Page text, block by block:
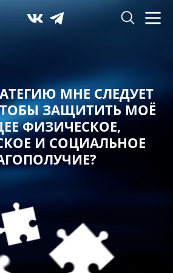
МНЕ СЛЕДУЕТ
ЗАЩИТИТЬ МОЁ
ФИЗИЧЕСКОЕ,
И СОЦИАЛЬНОЕ